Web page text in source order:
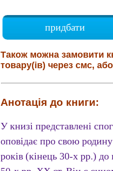
придбати
Також можна замовити
товару(ів) через смс,
Анотація до книги:
У книзі представлені
оповідає про свою
років (кінець 30-х pp.) до